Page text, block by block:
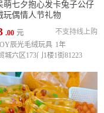
萌七夕抱心发卡兔子公仔
玩偶情人节礼物
.00 元
不支持线上购
辰光毛绒玩具 1年
城六区173门1楼1街81223